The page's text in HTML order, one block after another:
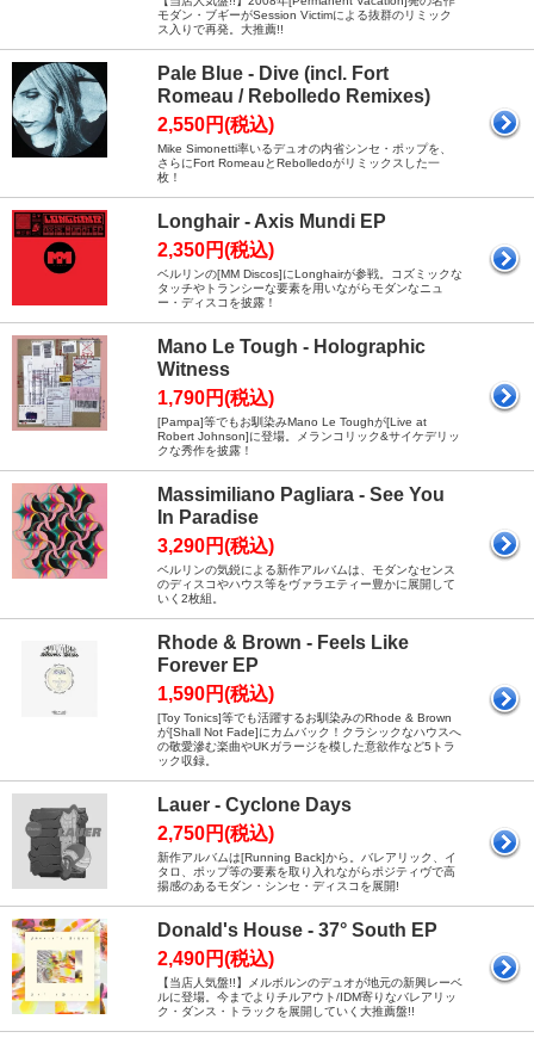
モダン・ブギーがSession Victimによる抜群のリミック
ス入りで再発。大推薦!!
Pale Blue - Dive (incl. Fort
Romeau / Rebolledo Remixes)
2,550円(税込)
Mike Simonetti率いるデュオの内省シンセ・ポップを、
さらにFort RomeauとRebolledoがリミックスした一
枚！
Longhair - Axis Mundi EP
2,350円(税込)
ベルリンの[MM Discos]にLonghairが参戦。コズミックな
タッチやトランシーな要素を用いながらモダンなニュ
ー・ディスコを披露！
Mano Le Tough - Holographic
Witness
1,790円(税込)
[Pampa]等でもお馴染みMano Le Toughが[Live at
Robert Johnson]に登場。メランコリック&サイケデリッ
クな秀作を披露！
Massimiliano Pagliara - See You
In Paradise
3,290円(税込)
ベルリンの気鋭による新作アルバムは、モダンなセンス
のディスコやハウス等をヴァラエティー豊かに展開して
いく2枚組。
Rhode & Brown - Feels Like
Forever EP
1,590円(税込)
[Toy Tonics]等でも活躍するお馴染みのRhode & Brown
が[Shall Not Fade]にカムバック！クラシックなハウスへ
の敬愛滲む楽曲やUKガラージを模した意欲作など5トラ
ック収録。
Lauer - Cyclone Days
2,750円(税込)
新作アルバムは[Running Back]から。バレアリック、イ
タロ、ポップ等の要素を取り入れながらポジティヴで高
揚感のあるモダン・シンセ・ディスコを展開!
Donald's House - 37° South EP
2,490円(税込)
【当店人気盤!!】メルボルンのデュオが地元の新興レーベ
ルに登場。今までよりチルアウト/IDM寄りなバレアリッ
ク・ダンス・トラックを展開していく大推薦盤!!